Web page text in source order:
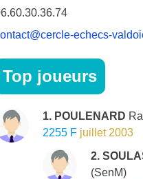
echecs-
Top joueurs
1. POULENARD
2255 F juillet 2003
2.
(SenM)